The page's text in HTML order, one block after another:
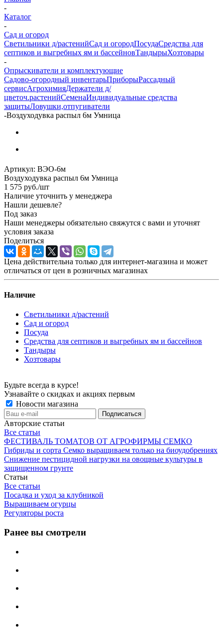
-
Каталог
-
Сад и огород
Светильники д/растенийСад и огородПосудаСредства для
септиков и выгребных ям и бассейновТандырыХозтовары
-
Опрыскиватели и комплектующие
Садово-огородный инвентарьПриборыРассадный
сервисАгрохимияДержатели д/
цветоч.растенийСеменаИндивидуальные средства
защитыЛовушки,отпугиватели
-Воздуходувка распыл 6м Умница
Артикул: ВЭО-6м
Воздуходувка распыл 6м Умница
1 575 руб./шт
Наличие уточнить у менеджера
Нашли дешевле?
Под заказ
Наши менеджеры обязательно свяжутся с вами и уточнят
условия заказа
Поделиться
Цена действительна только для интернет-магазина и может
отличаться от цен в розничных магазинах
Наличие
Светильники д/растений
Сад и огород
Посуда
Средства для септиков и выгребных ям и бассейнов
Тандыры
Хозтовары
Будьте всегда в курсе!
Узнавайте о скидках и акциях первым
Новости магазина
Авторские статьи
Все статьи
ФЕСТИВАЛЬ ТОМАТОВ ОТ АГРОФИРМЫ СЕМКО
Гибриды и сорта Семко выращиваем только на биоудобрениях
Снижение пестицидной нагрузки на овощные культуры в
защищенном грунте
Статьи
Все статьи
Посадка и уход за клубникой
Выращиваем огурцы
Регуляторы роста
Ранее вы смотрели